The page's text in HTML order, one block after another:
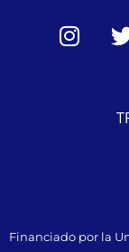
Financiado por la